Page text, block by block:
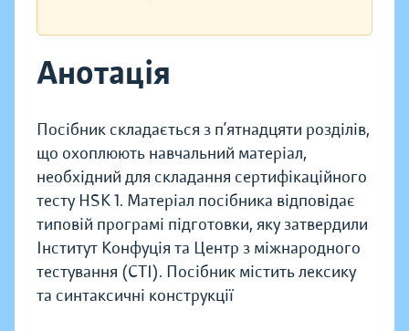
Анотація
Посібник складається з п’ятнадцяти розділів,
що охоплюють навчальний матеріал,
необхідний для складання сертифікаційного
тесту HSK 1. Матеріал посібника відповідає
типовій програмі підготовки, яку затвердили
Інститут Конфуція та Центр з міжнародного
тестування (CTI). Посібник містить лексику
та синтаксичні конструкції